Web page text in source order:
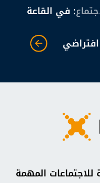
: في القاعة
المهمة